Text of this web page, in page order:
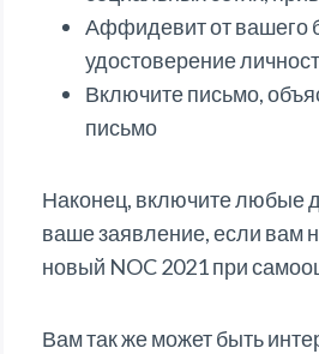
Аффидевит от вашего
удостоверение
Включите письмо,
письмо
Наконец, включите любые
ваше заявление, если вам
новый NOC 2021 при
Вам так же может быть